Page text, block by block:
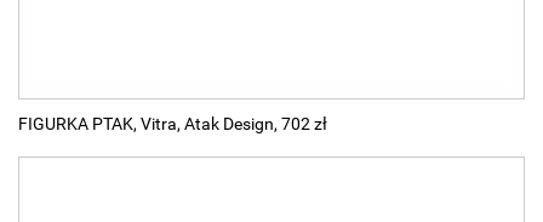
FIGURKA PTAK, Vitra, Atak Design, 702 zł